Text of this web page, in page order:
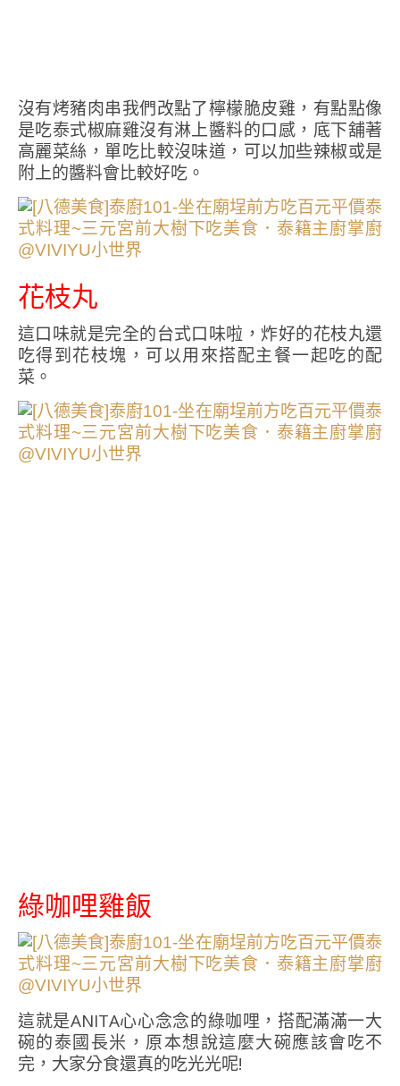
沒有烤豬肉串我們改點了檸檬脆皮雞，有點點像
是吃泰式椒麻雞沒有淋上醬料的口感，底下舖著
高麗菜絲，單吃比較沒味道，可以加些辣椒或是
附上的醬料會比較好吃。
花枝丸
這口味就是完全的台式口味啦，炸好的花枝丸還
吃得到花枝塊，可以用來搭配主餐一起吃的配
菜。
綠咖哩雞飯
這就是ANITA心心念念的綠咖哩，搭配滿滿一大
碗的泰國長米，原本想說這麼大碗應該會吃不
完，大家分食還真的吃光光呢!